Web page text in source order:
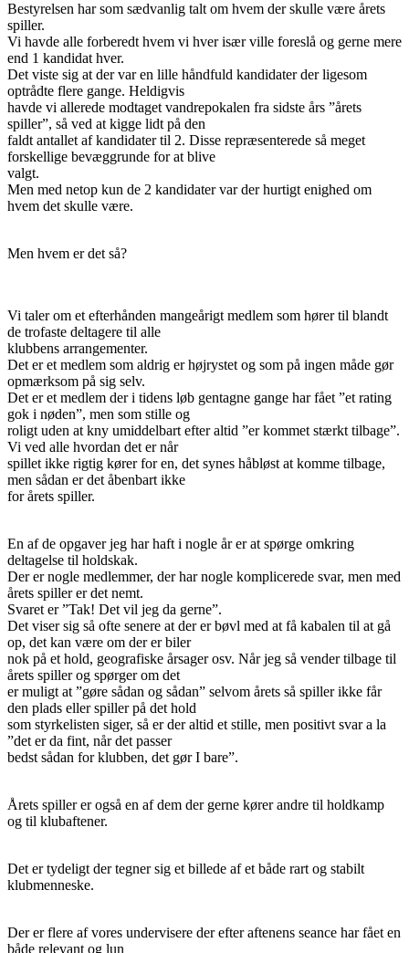
Bestyrelsen har som sædvanlig talt om hvem der skulle være årets
spiller.
Vi havde alle forberedt hvem vi hver især ville foreslå og gerne mere
end 1 kandidat hver.
Det viste sig at der var en lille håndfuld kandidater der ligesom
optrådte flere gange. Heldigvis
havde vi allerede modtaget vandrepokalen fra sidste års ”årets
spiller”, så ved at kigge lidt på den
faldt antallet af kandidater til 2. Disse repræsenterede så meget
forskellige bevæggrunde for at blive
valgt.
Men med netop kun de 2 kandidater var der hurtigt enighed om
hvem det skulle være.
Men hvem er det så?
Vi taler om et efterhånden mangeårigt medlem som hører til blandt
de trofaste deltagere til alle
klubbens arrangementer.
Det er et medlem som aldrig er højrystet og som på ingen måde gør
opmærksom på sig selv.
Det er et medlem der i tidens løb gentagne gange har fået ”et rating
gok i nøden”, men som stille og
roligt uden at kny umiddelbart efter altid ”er kommet stærkt tilbage”.
Vi ved alle hvordan det er når
spillet ikke rigtig kører for en, det synes håbløst at komme tilbage,
men sådan er det åbenbart ikke
for årets spiller.
En af de opgaver jeg har haft i nogle år er at spørge omkring
deltagelse til holdskak.
Der er nogle medlemmer, der har nogle komplicerede svar, men med
årets spiller er det nemt.
Svaret er ”Tak! Det vil jeg da gerne”.
Det viser sig så ofte senere at der er bøvl med at få kabalen til at gå
op, det kan være om der er biler
nok på et hold, geografiske årsager osv. Når jeg så vender tilbage til
årets spiller og spørger om det
er muligt at ”gøre sådan og sådan” selvom årets så spiller ikke får
den plads eller spiller på det hold
som styrkelisten siger, så er der altid et stille, men positivt svar a la
”det er da fint, når det passer
bedst sådan for klubben, det gør I bare”.
Årets spiller er også en af dem der gerne kører andre til holdkamp
og til klubaftener.
Det er tydeligt der tegner sig et billede af et både rart og stabilt
klubmenneske.
Der er flere af vores undervisere der efter aftenens seance har fået en
både relevant og lun